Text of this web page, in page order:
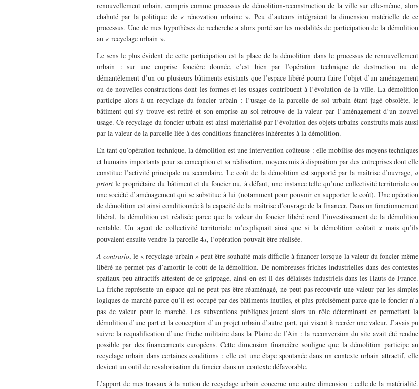
renouvellement urbain, compris comme processus de démolition-reconstruction de la ville sur elle-même, alors
chahuté par la politique de « rénovation urbaine ». Peu d’auteurs intégraient la dimension matérielle de ce
processus. Une de mes hypothèses de recherche a alors porté sur les modalités de participation de la démolition
au « recyclage urbain ».
Le sens le plus évident de cette participation est la place de la démolition dans le processus de renouvellement
urbain : sur une emprise foncière donnée, c’est bien par l’opération technique de destruction ou de
démantèlement d’un ou plusieurs bâtiments existants que l’espace libéré pourra faire l’objet d’un aménagement
ou de nouvelles constructions dont les formes et les usages contribuent à l’évolution de la ville. La démolition
participe alors à un recyclage du foncier urbain : l’usage de la parcelle de sol urbain étant jugé obsolète, le
bâtiment qui s’y trouve est retiré et son emprise au sol retrouve de la valeur par l’aménagement d’un nouvel
usage. Ce recyclage du foncier urbain est ainsi matérialisé par l’évolution des objets urbains construits mais aussi
par la valeur de la parcelle liée à des conditions financières inhérentes à la démolition.
En tant qu’opération technique, la démolition est une intervention coûteuse : elle mobilise des moyens techniques
et humains importants pour sa conception et sa réalisation, moyens mis à disposition par des entreprises dont elle
constitue l’activité principale ou secondaire. Le coût de la démolition est supporté par la maîtrise d’ouvrage, a
priori le propriétaire du bâtiment et du foncier ou, à défaut, une instance telle qu’une collectivité territoriale ou
une société d’aménagement qui se substitue à lui (notamment pour pouvoir en supporter le coût). Une opération
de démolition est ainsi conditionnée à la capacité de la maîtrise d’ouvrage de la financer. Dans un fonctionnement
libéral, la démolition est réalisée parce que la valeur du foncier libéré rend l’investissement de la démolition
rentable. Un agent de collectivité territoriale m’expliquait ainsi que si la démolition coûtaitx mais qu’ils
pouvaient ensuite vendre la parcelle 4x, l’opération pouvait être réalisée.
A contrario, le « recyclage urbain » peut être souhaité mais difficile à financer lorsque la valeur du foncier même
libéré ne permet pas d’amortir le coût de la démolition. De nombreuses friches industrielles dans des contextes
spatiaux peu attractifs attestent de ce grippage, ainsi en est-il des délaissés industriels dans les Hauts de France.
La friche représente un espace qui ne peut pas être réaménagé, ne peut pas recouvrir une valeur par les simples
logiques de marché parce qu’il est occupé par des bâtiments inutiles, et plus précisément parce que le foncier n’a
pas de valeur pour le marché. Les subventions publiques jouent alors un rôle déterminant en permettant la
démolition d’une part et la conception d’un projet urbain d’autre part, qui visent à recréer une valeur. J’avais pu
suivre la requalification d’une friche militaire dans la Plaine de l’Ain : la reconversion du site avait été rendue
possible par des financements européens. Cette dimension financière souligne que la démolition participe au
recyclage urbain dans certaines conditions : elle est une étape spontanée dans un contexte urbain attractif, elle
devient un outil de revalorisation du foncier dans un contexte défavorable.
L’apport de mes travaux à la notion de recyclage urbain concerne une autre dimension : celle de la matérialité.